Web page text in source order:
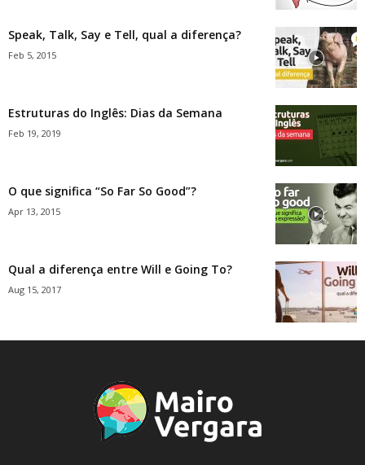
Speak, Talk, Say e Tell, qual a diferença?
Feb 5, 2015
Estruturas do Inglês: Dias da Semana
Feb 19, 2019
O que significa “So Far So Good”?
Apr 13, 2015
Qual a diferença entre Will e Going To?
Aug 15, 2017